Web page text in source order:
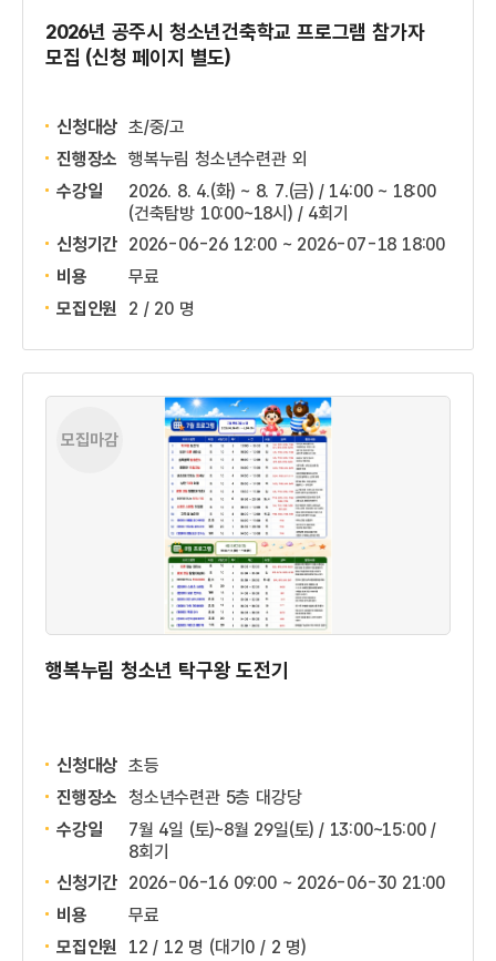
2026년 공주시 청소년건축학교 프로그램 참가자
모집 (신청 페이지 별도)
신청대상 초/중/고
진행장소 행복누림 청소년수련관 외
수강일
2026. 8. 4.(화) ~ 8. 7.(금) / 14:00 ~ 18:00
(건축탐방 10:00~18시) / 4회기
신청기간 2026-06-26 12:00 ~ 2026-07-18 18:00
비용
무료
모집인원
2 / 20 명
모집마감
행복누림 청소년 탁구왕 도전기
신청대상 초등
진행장소 청소년수련관 5층 대강당
수강일
7월 4일 (토)~8월 29일(토) / 13:00~15:00 /
8회기
신청기간 2026-06-16 09:00 ~ 2026-06-30 21:00
비용
무료
모집인원
12 / 12 명 (대기0 / 2 명)